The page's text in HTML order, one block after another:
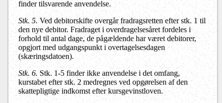
finder tilsvarende anvendelse.
Stk. 5. Ved debitorskifte overgår fradragsretten efter stk. 1 til
den nye debitor. Fradraget i overdragelsesåret fordeles i
forhold til antal dage, de pågældende har været debitorer,
opgjort med udgangspunkt i overtagelsesdagen
(skæringsdatoen).
Stk. 6.Stk. 1-5 finder ikke anvendelse i det omfang,
kurstabet efter stk. 2 medregnes ved opgørelsen af den
skattepligtige indkomst efter kursgevinstloven.